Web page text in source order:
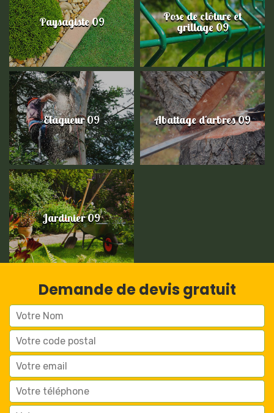
Paysagiste 09 Pose de clôture et
grillage 09
Elagueur 09 Abattage d'arbres 09
Jardinier 09
Demande de devis gratuit